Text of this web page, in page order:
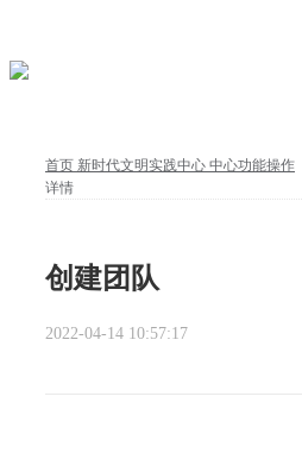
首页 新时代文明实践中心 中心功能操作
详情
创建团队
2022-04-14 10:57:17